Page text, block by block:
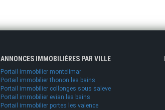
ANNONCES IMMOBILIÈRES PAR VILLE
Portail immobilier montelimar
Portail immobilier thonon les bains
Portail immobilier collonges sous saleve
Portail immobilier evian les bains
Portail immobilier portes les valence